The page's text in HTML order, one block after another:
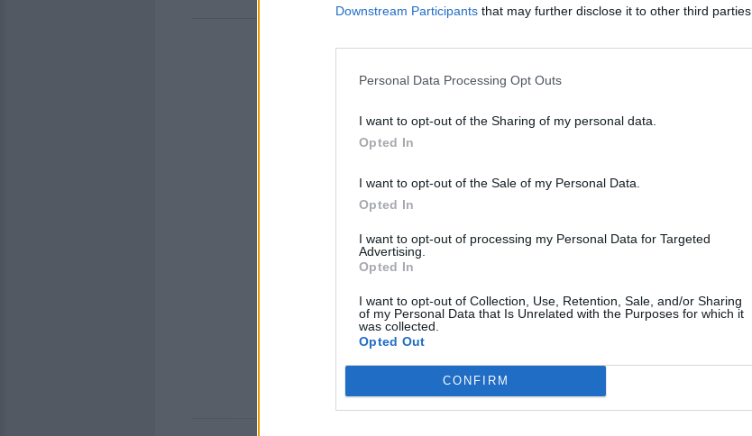
Downstream Participants that may further disclose it to other third parties.
Personal Data Processing Opt Outs
I want to opt-out of the Sharing of my personal data.
Opted In
I want to opt-out of the Sale of my Personal Data.
Opted In
I want to opt-out of processing my Personal Data for Targeted
Advertising.
Opted In
I want to opt-out of Collection, Use, Retention, Sale, and/or Sharing
of my Personal Data that Is Unrelated with the Purposes for which it
was collected.
Opted Out
CONFIRM
ΔΙΑΦΗΜΙΣΗ